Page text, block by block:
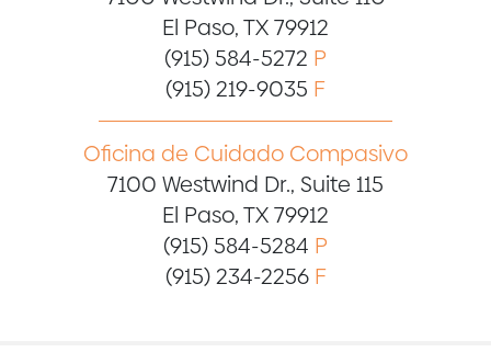
El Paso, TX 79912
(915) 584-5272 P
(915) 219-9035 F
Oficina de Cuidado Compasivo
7100 Westwind Dr., Suite 115
El Paso, TX 79912
(915) 584-5284 P
(915) 234-2256 F